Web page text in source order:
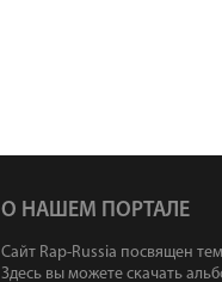
О НАШЕМ ПОРТАЛЕ
Сайт Rap-Russia посвящен
Здесь вы можете скачать